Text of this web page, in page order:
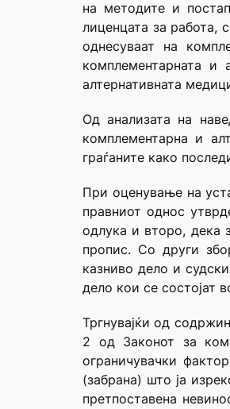
на методите и
лиценцата за работа,
однесуваат на
комплементарната и
алтернативната
Од анализата на
комплементарна и
граѓаните како
При оценување на
правниот однос
одлука и второ, дека
пропис. Со други
казниво дело и
дело кои се состојат
Тргнувајќи од
2 од Законот за
ограничувачки
(забрана) што ја
претпоставена